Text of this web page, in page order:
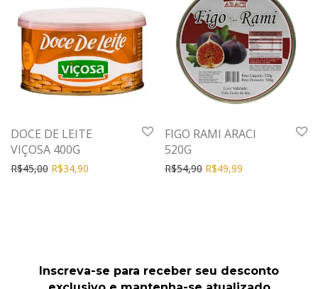
DOCE DE LEITE
VIÇOSA 400G
R$45,00 R$34,90
FIGO RAMI ARACI
520G
R$54,90 R$49,99
Inscreva-se para receber seu desconto